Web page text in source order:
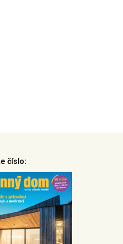
číslo: